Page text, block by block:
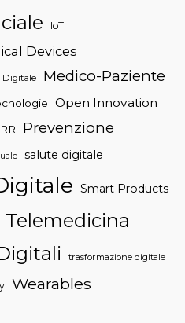
IoT
Devices
Digitale
Medico-Paziente
Open Innovation
Prevenzione
salute digitale
Smart Products
Telemedicina
trasformazione digitale
Wearables